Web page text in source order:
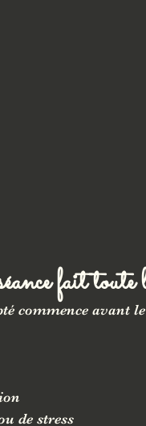
fait toute
commence avant
de stress